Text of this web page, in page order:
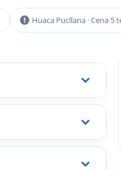
Huaca Pucllana · Cena 5